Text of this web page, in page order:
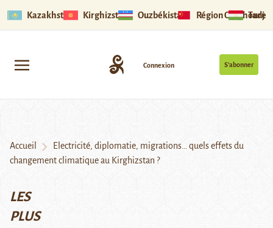
Kazakhstan Kirghizstan Ouzbékistan Région Ouïghoure
S’abonner
Connexion
Accueil
Electricité, diplomatie, migrations… quels effets du
changement climatique au Kirghizstan ?
LES
PLUS